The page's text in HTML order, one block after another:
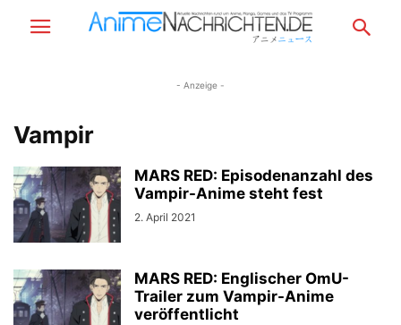
- Anzeige -
Vampir
MARS RED: Episodenanzahl des
Vampir-Anime steht fest
2. April 2021
MARS RED: Englischer OmU-
Trailer zum Vampir-Anime
veröffentlicht